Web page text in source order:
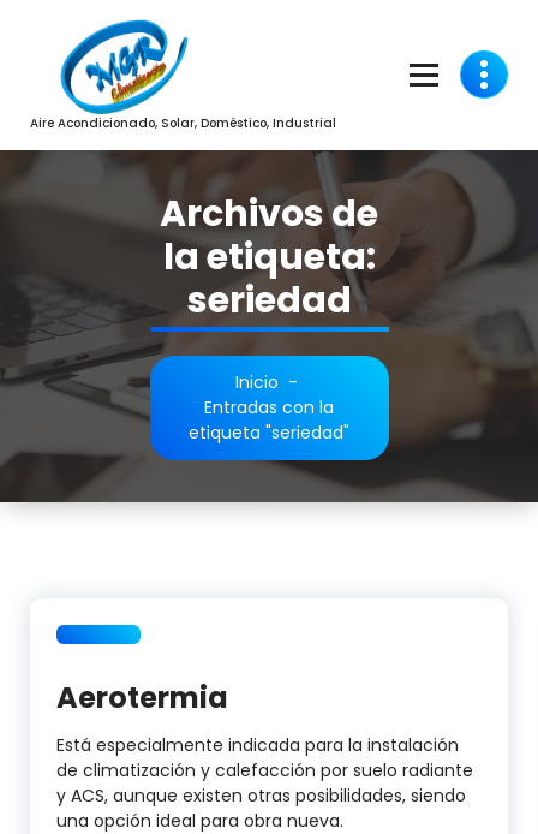
contenido
Aire Acondicionado, Solar, Doméstico, Industrial
Archivos de
la etiqueta:
seriedad
Inicio -
Entradas con la
etiqueta "seriedad"
Aerotermia
Está especialmente indicada para la instalación
de climatización y calefacción por suelo radiante
y ACS, aunque existen otras posibilidades, siendo
una opción ideal para obra nueva.